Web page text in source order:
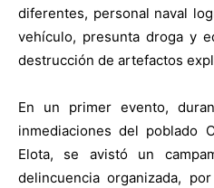
diferentes, personal naval
vehículo, presunta droga y
destrucción de artefactos
En un primer evento,
inmediaciones del poblado
Elota, se avistó un
delincuencia organizada,